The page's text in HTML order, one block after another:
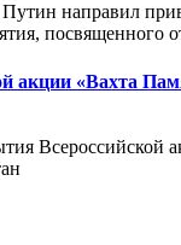
направил
посвященного
акции «Вахта
Всероссийской